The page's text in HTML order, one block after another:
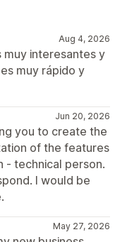
Aug 4, 2026
muy interesantes y
muy rápido y
Jun 20, 2026
you to create the
of the features
- technical person.
I would be
May 27, 2026